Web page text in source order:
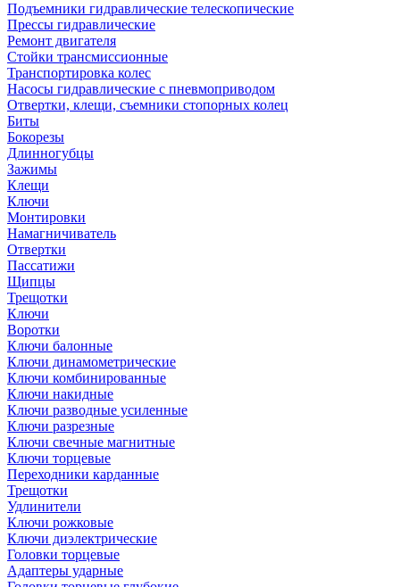
Подъемники гидравлические телескопические
Прессы гидравлические
Ремонт двигателя
Стойки трансмиссионные
Транспортировка колес
Насосы гидравлические с пневмоприводом
Отвертки, клещи, съемники стопорных колец
Биты
Бокорезы
Длинногубцы
Зажимы
Клещи
Ключи
Монтировки
Намагничиватель
Отвертки
Пассатижи
Щипцы
Трещотки
Ключи
Воротки
Ключи балонные
Ключи динамометрические
Ключи комбинированные
Ключи накидные
Ключи разводные усиленные
Ключи разрезные
Ключи свечные магнитные
Ключи торцевые
Переходники карданные
Трещотки
Удлинители
Ключи рожковые
Ключи диэлектрические
Головки торцевые
Адаптеры ударные